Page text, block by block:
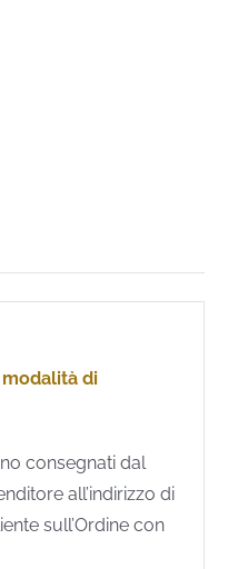
di
consegnati dal
all’indirizzo di
sull’Ordine con